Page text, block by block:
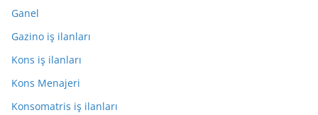
Ganel
Gazino iş ilanları
Kons iş ilanları
Kons Menajeri
Konsomatris iş ilanları